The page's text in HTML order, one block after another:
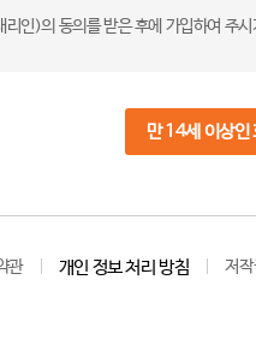
인)의 동의를 받은 후에 가입하여 주
만 14세 이상인
관 개인 정보 처리 방침 저